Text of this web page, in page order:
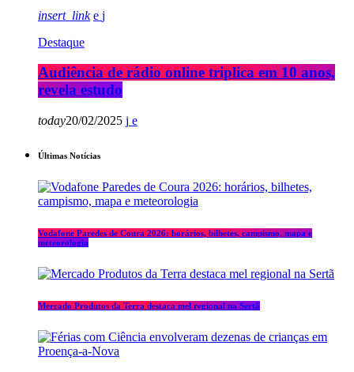
insert_link
Destaque
Audiência de rádio online triplica em 10 anos,
revela estudo
today20/02/2025
Últimas Notícias
Vodafone Paredes de Coura 2026: horários, bilhetes, campismo, mapa e
meteorologia
Mercado Produtos da Terra destaca mel regional na Sertã